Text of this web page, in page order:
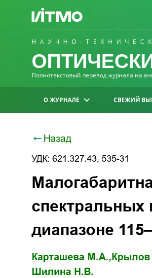
НАУЧНО-
Полнотекстовый перевод журнала на
О ЖУРНАЛЕ СВЕЖИЙ
Назад
УДК: 621.327.43, 535-31
спектральных
диапазоне
Карташева М.А.,
Шилина Н.В.